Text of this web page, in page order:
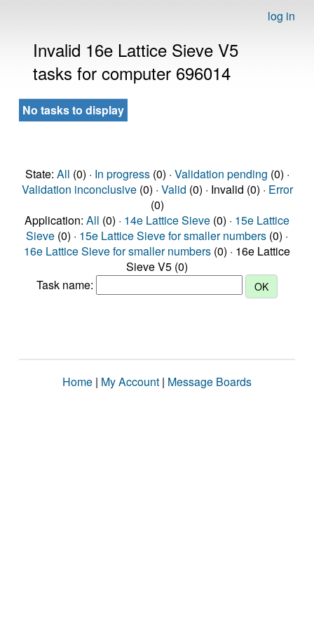
log in
Invalid 16e Lattice Sieve V5
tasks for computer 696014
No tasks to display
State: All (0) · In progress(0) · Validation pending (0) ·
Validation inconclusive(0) · Valid (0) · Invalid (0) · Error
(0)
Application: All (0) · 14e Lattice Sieve (0) · 15e Lattice
Sieve (0) · 15e Lattice Sieve for smaller numbers (0) ·
16e Lattice Sieve for smaller numbers (0) · 16e Lattice
Sieve V5 (0)
Task name:
Home | My Account | Message Boards